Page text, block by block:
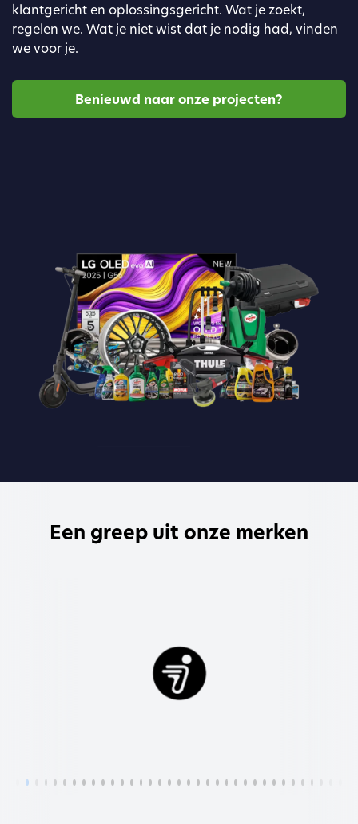
klantgericht en oplossingsgericht. Wat je zoekt,
regelen we. Wat je niet wist dat je nodig had, vinden
we voor je.
Benieuwd naar onze projecten?
Een greep uit onze merken